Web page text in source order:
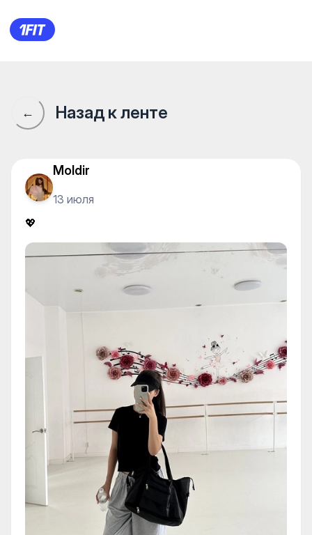
Балетики студия танцев —
← Назад к ленте
Moldir
13 июля
💖